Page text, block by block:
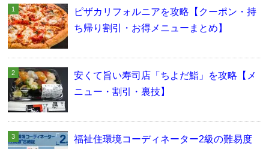
ピザカリフォルニアを攻略【クーポン・持
ち帰り割引・お得メニューまとめ】
安くて旨い寿司店「ちよだ鮨」を攻略【メ
ニュー・割引・裏技】
福祉住環境コーディネーター2級の難易度